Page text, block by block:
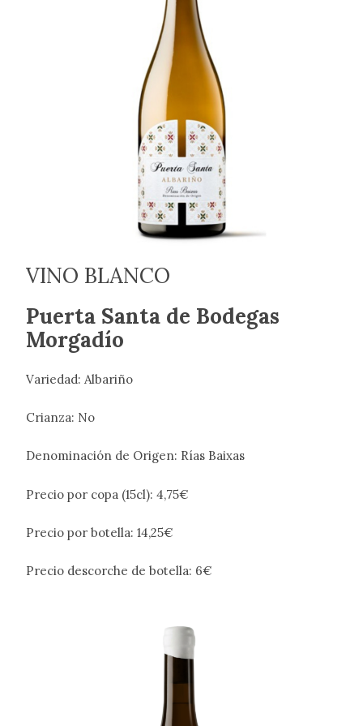
VINO BLANCO
Puerta Santa de Bodegas
Morgadío
Variedad: Albariño
Crianza: No
Denominación de Origen: Rías Baixas
Precio por copa (15cl): 4,75€
Precio por botella: 14,25€
Precio descorche de botella: 6€